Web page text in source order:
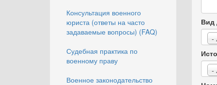
Консультация военного
юриста (ответы на часто
задаваемые вопросы) (FAQ)
Судебная практика по
военному праву
Военное законодательство
Вид
-
-